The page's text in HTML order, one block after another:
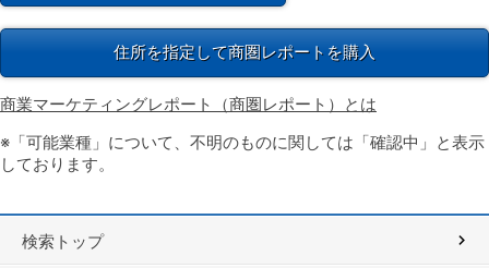
住所を指定して商圏レポートを購入
商業マーケティングレポート（商圏レポート）とは
※「可能業種」について、不明のものに関しては「確認中」と表示
しております。
検索トップ